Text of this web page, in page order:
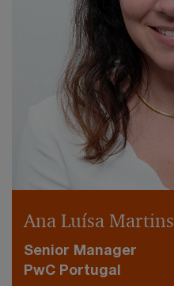
Ana Luísa Martins
Senior Manager
PwC Portugal